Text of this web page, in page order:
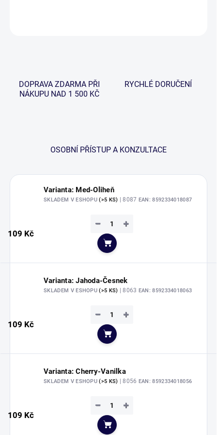
DOPRAVA ZDARMA PŘI
NÁKUPU NAD 1 500 KČ
RYCHLÉ DORUČENÍ
OSOBNÍ PŘÍSTUP A KONZULTACE
Varianta: Med-Oliheň
SKLADEM V ESHOPU(>5 KS) | 8087 EAN: 8592334018087
109 Kč
+
−
Do košíku
Varianta: Jahoda-Česnek
SKLADEM V ESHOPU(>5 KS) | 8063 EAN: 8592334018063
109 Kč
+
−
Do košíku
Varianta: Cherry-Vanilka
SKLADEM V ESHOPU(>5 KS) | 8056 EAN: 8592334018056
109 Kč
+
−
Do košíku